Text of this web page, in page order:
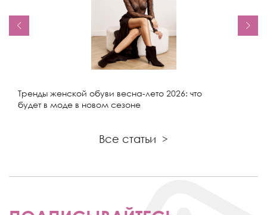
Тренды женской обуви весна-лето 2026: что
будет в моде в новом сезоне
Все статьи >